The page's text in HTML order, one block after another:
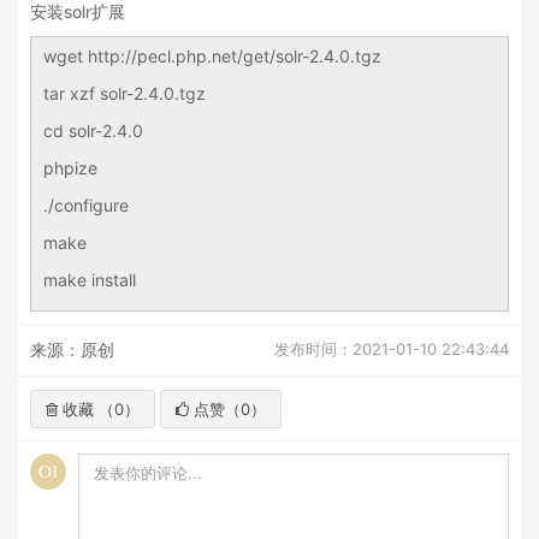
安装solr扩展
wget http://pecl.php.net/get/solr-2.4.0.tgz
tar xzf solr-2.4.0.tgz
cd solr-2.4.0
phpize
./configure
make
make install
来源：原创 发布时间：2021-01-10 22:43:44
收藏 （0） 点赞（0）